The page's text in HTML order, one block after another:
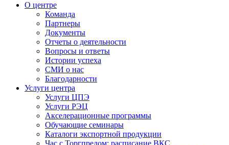
О центре
Команда
Партнеры
Документы
Отчеты о деятельности
Вопросы и ответы
Истории успеха
СМИ о нас
Благодарности
Услуги центра
Услуги ЦПЭ
Услуги РЭЦ
Акселерационные программы
Обучающие семинары
Каталоги экспортной продукции
Час с Торгпредом: расписание ВКС